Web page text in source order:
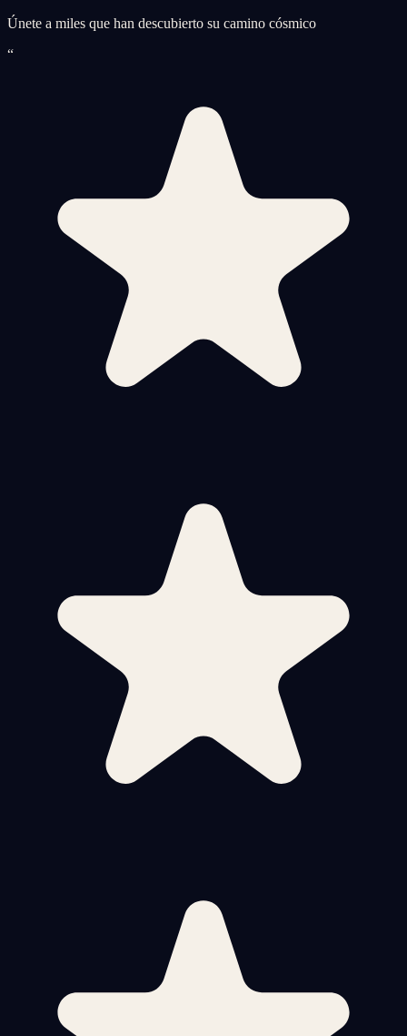
Únete a miles que han descubierto su camino cósmico
“